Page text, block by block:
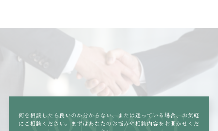
何を相談したら良いのか分からない、または迷っている場合、 お気軽
にご相談ください。まずはあなたのお悩みや相談内容をお聞かせくだ